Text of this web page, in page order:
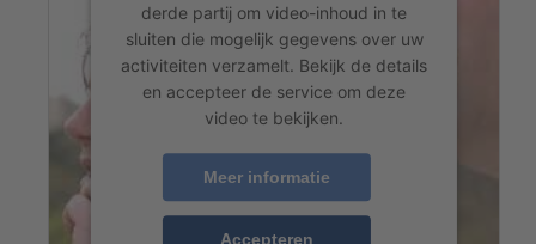
derde partij om video-inhoud in te
sluiten die mogelijk gegevens over uw
activiteiten verzamelt. Bekijk de details
en accepteer de service om deze
video te bekijken.
Meer informatie
Accepteren